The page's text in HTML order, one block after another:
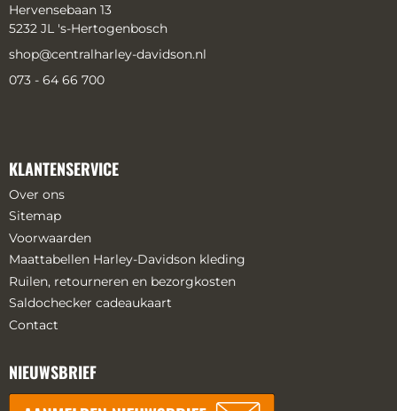
Hervensebaan 13
5232 JL 's-Hertogenbosch
shop@centralharley-davidson.nl
073 - 64 66 700
KLANTENSERVICE
Over ons
Sitemap
Voorwaarden
Maattabellen Harley-Davidson kleding
Ruilen, retourneren en bezorgkosten
Saldochecker cadeaukaart
Contact
NIEUWSBRIEF